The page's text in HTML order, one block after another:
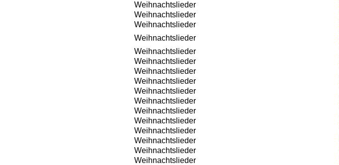
Weihnachtslieder
Weihnachtslieder
Weihnachtslieder
Weihnachtslieder
Weihnachtslieder
Weihnachtslieder
Weihnachtslieder
Weihnachtslieder
Weihnachtslieder
Weihnachtslieder
Weihnachtslieder
Weihnachtslieder
Weihnachtslieder
Weihnachtslieder
Weihnachtslieder
Weihnachtslieder